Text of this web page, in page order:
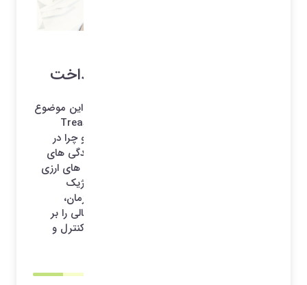
نرم افزار مدیریت دریافت و پرداخت
ما در این مقاله به صورت گام به گام به بررسی این موضوع
خواهیم پرداخت که نرم افزار خزانه داری (Treasury
Management Software - TMS) چیست و چرا در
سازمان های بزرگ و هلدینگ هایی که با پیچیدگی های
نقدینگی، بدهی ها، سرمایه گذاری ها و ریسک های ارزی
دست و پنجه نرم می کنند، یک ضرورت استراتژیک
محسوب می شود. واحد خزانه داری در یک سازمان،
مسئولیت مدیریت پول نقد، ریسک و تأمین مالی را بر
عهده دارد؛ نقشی که می توان آن را به "بخش کنترل و